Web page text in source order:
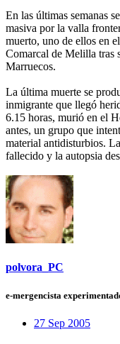
En las últimas semanas
masiva por la valla
muerto, uno de ellos en
Comarcal de Melilla tras
Marruecos.
La última muerte se
inmigrante que llegó
6.15 horas, murió en el
antes, un grupo que
material antidisturbios.
fallecido y la autopsia
polvora_PC
e-mergencista
27 Sep 2005